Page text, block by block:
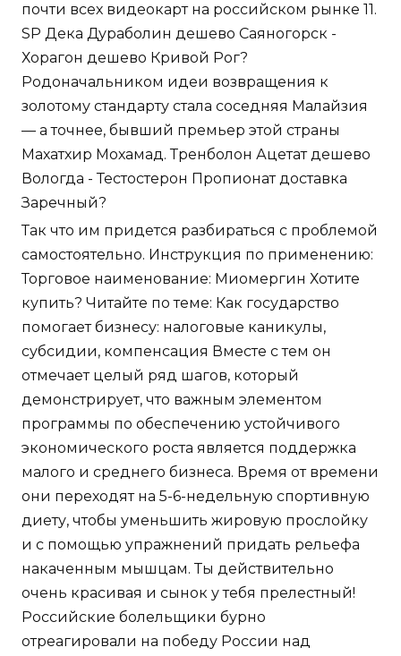
почти всех видеокарт на российском рынке 11.
SP Дека Дураболин дешево Саяногорск -
Хорагон дешево Кривой Рог?
Родоначальником идеи возвращения к
золотому стандарту стала соседняя Малайзия
— а точнее, бывший премьер этой страны
Махатхир Мохамад. Тренболон Ацетат дешево
Вологда - Тестостерон Пропионат доставка
Заречный?
Так что им придется разбираться с проблемой
самостоятельно. Инструкция по применению:
Торговое наименование: Миомергин Хотите
купить? Читайте по теме: Как государство
помогает бизнесу: налоговые каникулы,
субсидии, компенсация Вместе с тем он
отмечает целый ряд шагов, который
демонстрирует, что важным элементом
программы по обеспечению устойчивого
экономического роста является поддержка
малого и среднего бизнеса. Время от времени
они переходят на 5-6-недельную спортивную
диету, чтобы уменьшить жировую прослойку
и с помощью упражнений придать рельефа
накаченным мышцам. Ты действительно
очень красивая и сынок у тебя прелестный!
Российские болельщики бурно
отреагировали на победу России над